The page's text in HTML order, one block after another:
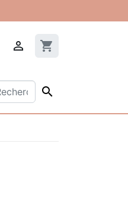
 shopping_cart
